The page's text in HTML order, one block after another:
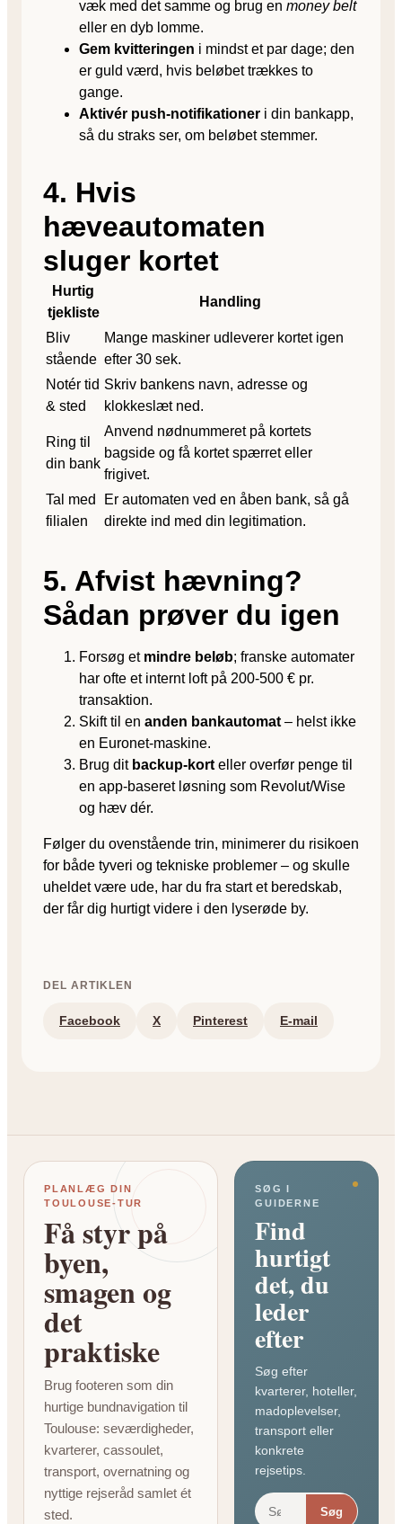
væk med det samme og brug en money belt
eller en dyb lomme.
Gem kvitteringen i mindst et par dage; den
er guld værd, hvis beløbet trækkes to
gange.
Aktivér push-notifikationer i din bankapp,
så du straks ser, om beløbet stemmer.
4. Hvis
hæveautomaten
sluger kortet
Hurtig
tjekliste
Handling
Bliv
stående
Mange maskiner udleverer kortet igen
efter 30 sek.
Notér tid
& sted
Skriv bankens navn, adresse og
klokkeslæt ned.
Ring til
din bank
Anvend nødnummeret på kortets
bagside og få kortet spærret eller
frigivet.
Tal med
filialen
Er automaten ved en åben bank, så gå
direkte ind med din legitimation.
5. Afvist hævning?
Sådan prøver du igen
Forsøg et mindre beløb; franske automater
har ofte et internt loft på 200-500 € pr.
transaktion.
Skift til en anden bankautomat – helst ikke
en Euronet-maskine.
Brug dit backup-kort eller overfør penge til
en app-baseret løsning som Revolut/Wise
og hæv dér.
Følger du ovenstående trin, minimerer du risikoen
for både tyveri og tekniske problemer – og skulle
uheldet være ude, har du fra start et beredskab,
der får dig hurtigt videre i den lyserøde by.
DEL ARTIKLEN
Facebook X Pinterest E-mail
PLANLÆG DIN
TOULOUSE-TUR
Få styr på
byen,
smagen og
det
praktiske
Brug footeren som din
hurtige bundnavigation til
Toulouse: seværdigheder,
kvarterer, cassoulet,
transport, overnatning og
nyttige rejseråd samlet ét
sted.
SØG I
GUIDERNE
Find
hurtigt
det, du
leder
efter
Søg efter
kvarterer, hoteller,
madoplevelser,
transport eller
konkrete
rejsetips.
Søg